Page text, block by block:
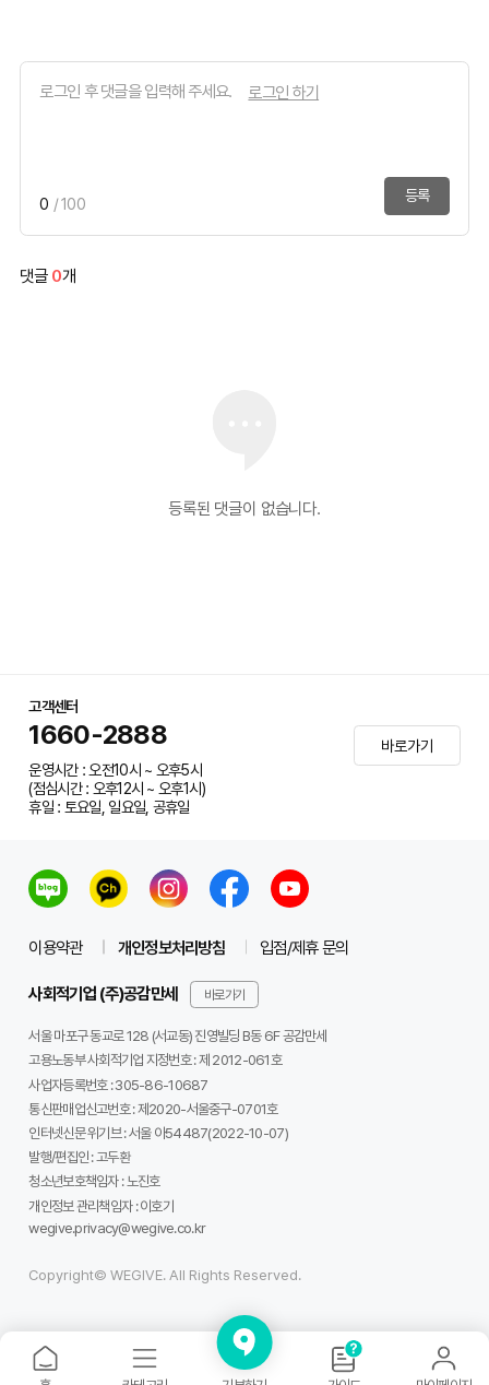
로그인 하기
0 / 100 등록
댓글 0개
등록된 댓글이 없습니다.
고객센터
1660-2888
운영시간 : 오전10시 ~ 오후5시
(점심시간 : 오후12시 ~ 오후1시)
휴일 : 토요일, 일요일, 공휴일
바로가기
이용약관 개인정보처리방침 입점/제휴 문의
사회적기업 (주)공감만세 바로가기
서울 마포구 동교로 128 (서교동) 진영빌딩 B동 6F 공감만세
고용노동부 사회적기업 지정번호 : 제 2012-061호
사업자등록번호 :305-86-10687
통신판매업신고번호 :제2020-서울중구-0701호
인터넷신문 위기브 :서울 아54487(2022-10-07)
발행/편집인 :고두환
청소년보호책임자 :노진호
개인정보 관리책임자 :이호기
wegive.privacy@wegive.co.kr
Copyright© WEGIVE. All Rights Reserved.